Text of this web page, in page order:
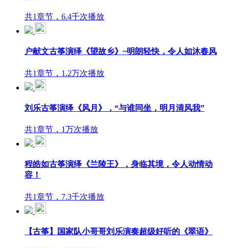
共1章节，6.4千次播放
户献文古筝演绎《望故乡》~明朗轻快，令人如沐春风
共1章节，1.2万次播放
刘乐古筝演绎《风月》，“与谁同坐，明月清风我”
共1章节，1万次播放
程皓如古筝演绎《兰陵王》，身临其境，令人动情动
容！
共1章节，7.3千次播放
【古筝】国家队小哥哥刘乐演奏超级好听的《翠语》